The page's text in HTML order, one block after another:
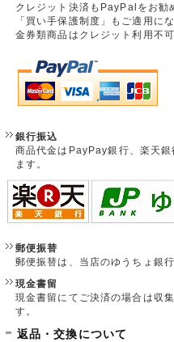
クレジット決済もPayPalをお勧
「買い手保護制度」もご適用に
金券類商品はクレジット利用不
銀行振込
商品代金はPayPay銀行、楽天
ます。
郵便振替
郵便振替は、当店のゆうちょ銀
現金書留
現金書留にてご決済の場合は収
す。
返品・交換について